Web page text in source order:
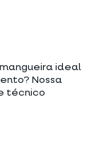
ideal
Nossa
técnico